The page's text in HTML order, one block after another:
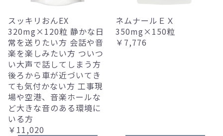
スッキリおんEX
320mg×120粒 静かな日
常を送りたい方 会話や音
楽を楽しみたい方 ついつ
い大声で話してしまう方
後ろから車が近づいてき
ても気付かない方 工事現
場や空港、音楽ホールな
ど大きな音のある環境に
いる方
￥11,020
ネムナールＥＸ
350mg×150粒
￥7,776